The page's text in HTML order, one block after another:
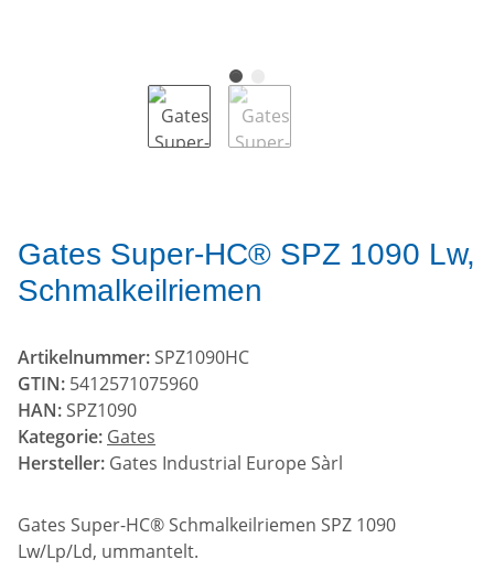
Gates Super-HC® SPZ 1090 Lw,
Schmalkeilriemen
Artikelnummer: SPZ1090HC
GTIN: 5412571075960
HAN: SPZ1090
Kategorie: Gates
Hersteller: Gates Industrial Europe Sàrl
Gates Super-HC® Schmalkeilriemen SPZ 1090
Lw/Lp/Ld, ummantelt.